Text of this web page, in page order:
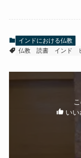
インドにおける仏教
仏教
読書 インド
いい